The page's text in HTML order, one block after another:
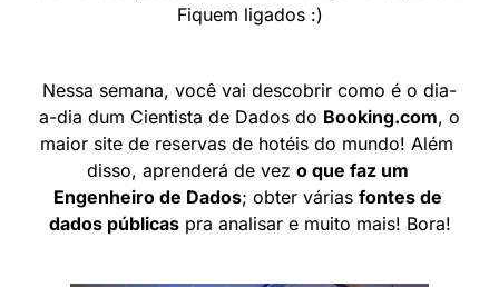
Fiquem ligados :)
Nessa semana, você vai descobrir como é o dia-
a-dia dum Cientista de Dados do Booking.com, o
maior site de reservas de hotéis do mundo! Além
disso, aprenderá de vez o que faz um
Engenheiro de Dados; obter várias fontes de
dados públicas pra analisar e muito mais! Bora!